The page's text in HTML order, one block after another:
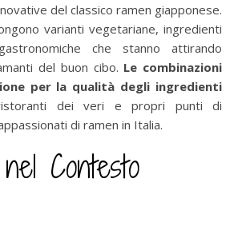
del classico ramen giapponese.
varianti vegetariane, ingredienti
che stanno attirando
del buon cibo. Le combinazioni
per la qualità degli ingredienti
dei veri e propri punti di
di ramen in Italia.
Contesto